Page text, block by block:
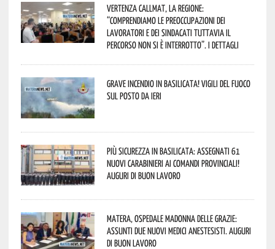
Vertenza CallMat, la Regione:
“comprendiamo le preoccupazioni dei
lavoratori e dei sindacati tuttavia il
percorso non si è interrotto”. I dettagli
Grave incendio in Basilicata! Vigili del fuoco
sul posto da ieri
Più sicurezza in Basilicata: assegnati 61
nuovi Carabinieri ai Comandi provinciali!
Auguri di buon lavoro
Matera, Ospedale Madonna delle Grazie:
assunti due nuovi medici anestesisti. Auguri
di buon lavoro